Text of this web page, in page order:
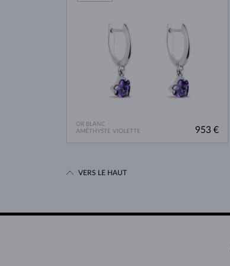
OR BLANC
AMÉTHYSTE VIOLETTE
953 €
VERS LE HAUT